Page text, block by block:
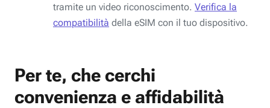
tramite un video riconoscimento. Verifica la
compatibilità della eSIM con il tuo dispositivo.
Per te, che cerchi
convenienza e affidabilità